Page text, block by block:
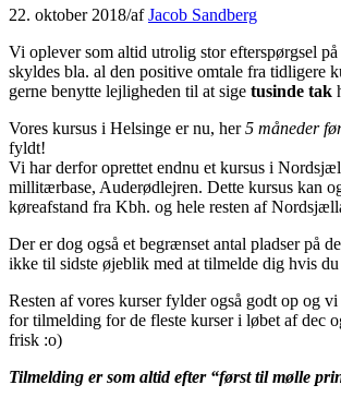
22. oktober 2018/afJacob Sandberg
Vi oplever som altid utrolig stor efterspørgsel
skyldes bla. al den positive omtale fra tidligere
gerne benytte lejligheden til at sige tusinde tak
Vores kursus i Helsinge er nu, her5 måneder
fyldt!
Vi har derfor oprettet endnu et kursus i
millitærbase, Auderødlejren. Dette kursus kan
køreafstand fra Kbh. og hele resten af
Der er dog også et begrænset antal pladser på
ikke til sidste øjeblik med at tilmelde dig hvis
Resten af vores kurser fylder også godt op og
for tilmelding for de fleste kurser i løbet af dec
frisk :o)
Tilmelding er som altid efter “først til mølle